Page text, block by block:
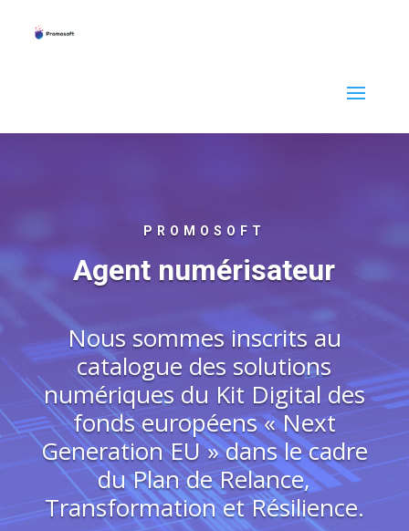
PROMOSOFT
Agent numérisateur
Nous sommes inscrits au
catalogue des solutions
numériques du Kit Digital des
fonds européens « Next
Generation EU » dans le cadre
du Plan de Relance,
Transformation et Résilience.